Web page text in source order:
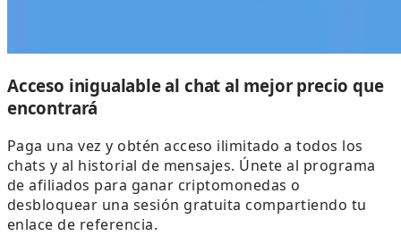
Acceso inigualable al chat al mejor precio que
encontrará
Paga una vez y obtén acceso ilimitado a todos los
chats y al historial de mensajes. Únete al programa
de afiliados para ganar criptomonedas o
desbloquear una sesión gratuita compartiendo tu
enlace de referencia.